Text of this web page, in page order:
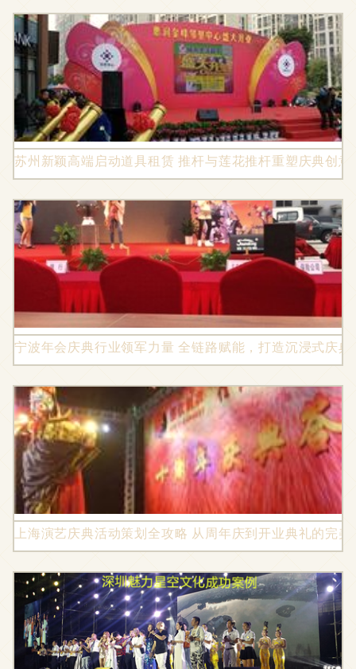
苏州新颖高端启动道具租赁 推杆与莲花推杆重塑庆典创意
宁波年会庆典行业领军力量 全链路赋能，打造沉浸式庆典
上海演艺庆典活动策划全攻略 从周年庆到开业典礼的完